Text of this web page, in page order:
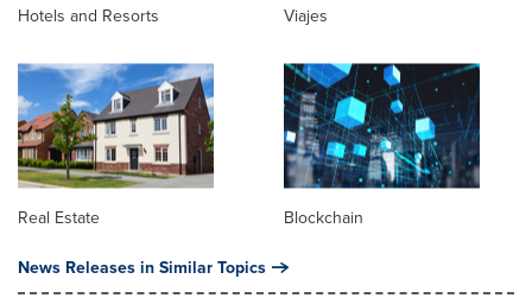
Hotels and Resorts Viajes
Real Estate Blockchain
News Releases in Similar Topics